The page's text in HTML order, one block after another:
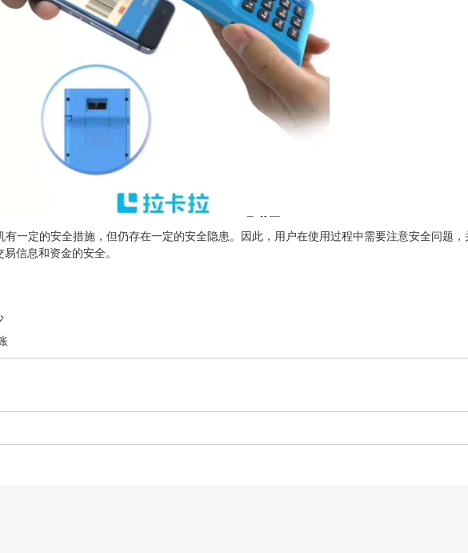
有一定的安全措施，但仍存在一定的安全隐患。因此，用户在使用过程中需要注意安全问题，
信息和资金的安全。